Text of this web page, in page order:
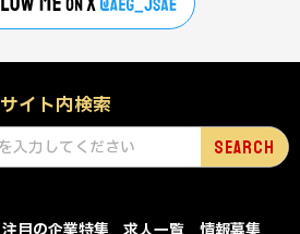
サイト内検索